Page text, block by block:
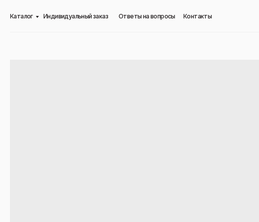
Каталог Ответы на вопросы
Индивидуальный заказ Контакты